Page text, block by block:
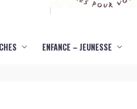
ENFANCE – JEUNESSE